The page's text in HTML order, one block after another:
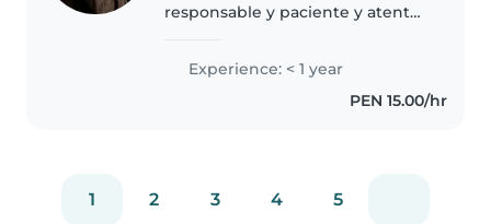
responsable y paciente y atenta
pequeños siempre he disfrutado
de pasar tiempo con los niños,
Me encanta dibujar, tocar música
Experience: < 1 year
PEN 15.00/hr
1 2 3 4 5